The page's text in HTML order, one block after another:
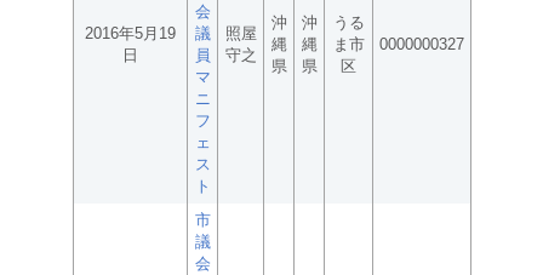
2016年5月19
日
会
議
員
マ
ニ
フ
ェ
ス
ト
照屋
守之
沖
縄
県
沖
縄
県
うる
ま市
区
0000000327
市
議
会